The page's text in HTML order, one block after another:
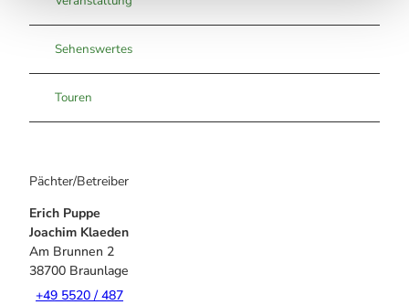
Sehenswertes
Touren
Pächter/Betreiber
Erich Puppe
Joachim Klaeden
Am Brunnen 2
38700 Braunlage
+49 5520 / 487